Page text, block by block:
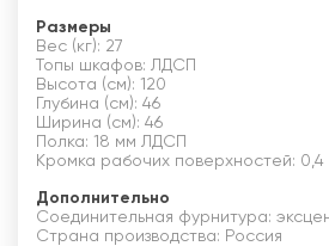
Размеры
Вес (кг): 27
Топы шкафов: ЛДСП
Высота (см): 120
Глубина (см): 46
Ширина (см): 46
Полка: 18 мм ЛДСП
Кромка рабочих поверхностей:
Дополнительно
Соединительная фурнитура:
Страна производства: Россия